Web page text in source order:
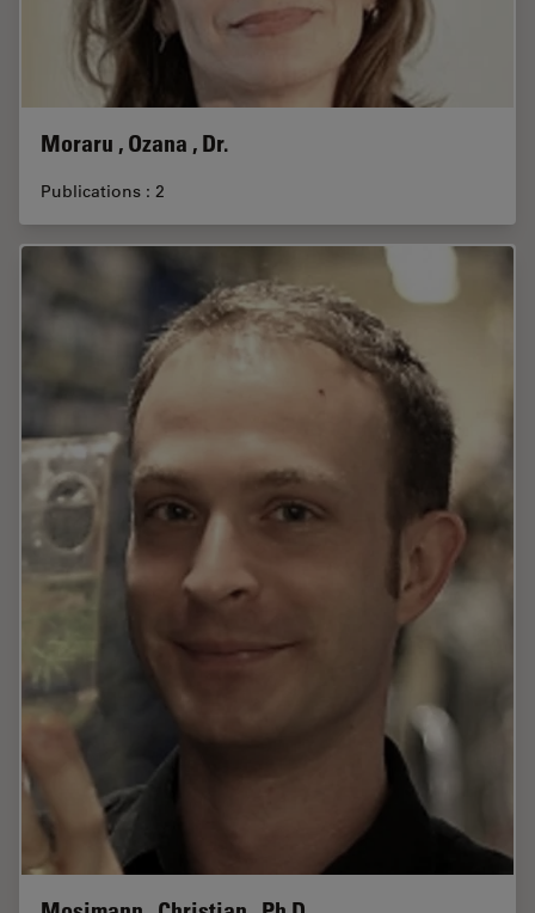
Moraru , Ozana , Dr.
Publications : 2